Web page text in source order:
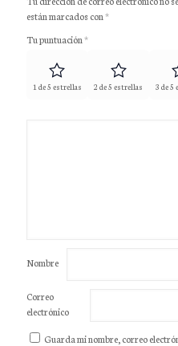
están marcados con*
Tu puntuación*
1 de 5 estrellas 2 de 5 estrellas 3 de 5
Nombre
Correo
electrónico
Guarda mi nombre, correo